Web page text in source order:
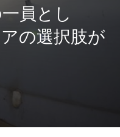
員とし
の選択肢が